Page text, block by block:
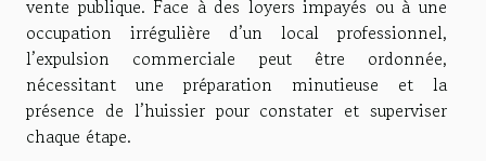
vente publique. Face à des loyers impayés ou à une
occupation irrégulière d’un local professionnel,
l’expulsion commerciale peut être ordonnée,
nécessitant une préparation minutieuse et la
présence de l’huissier pour constater et superviser
chaque étape.